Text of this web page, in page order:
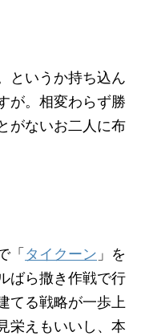
というか持ち込ん
が。相変わらず勝
がないお二人に布
「 タイクーン 」を
ばら撒き作戦で行
てる戦略が一歩上
栄えもいいし、本